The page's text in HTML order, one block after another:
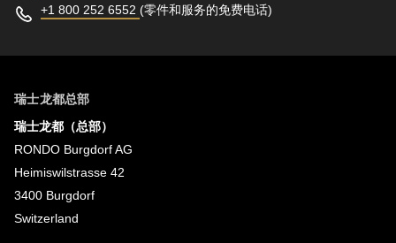
+1 800 252 6552 (零件和服务的免费电话)
瑞士龙都总部
瑞士龙都（总部）
RONDO Burgdorf AG
Heimiswilstrasse 42
3400 Burgdorf
Switzerland